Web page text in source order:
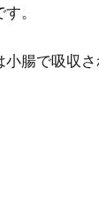
。
腸で吸収